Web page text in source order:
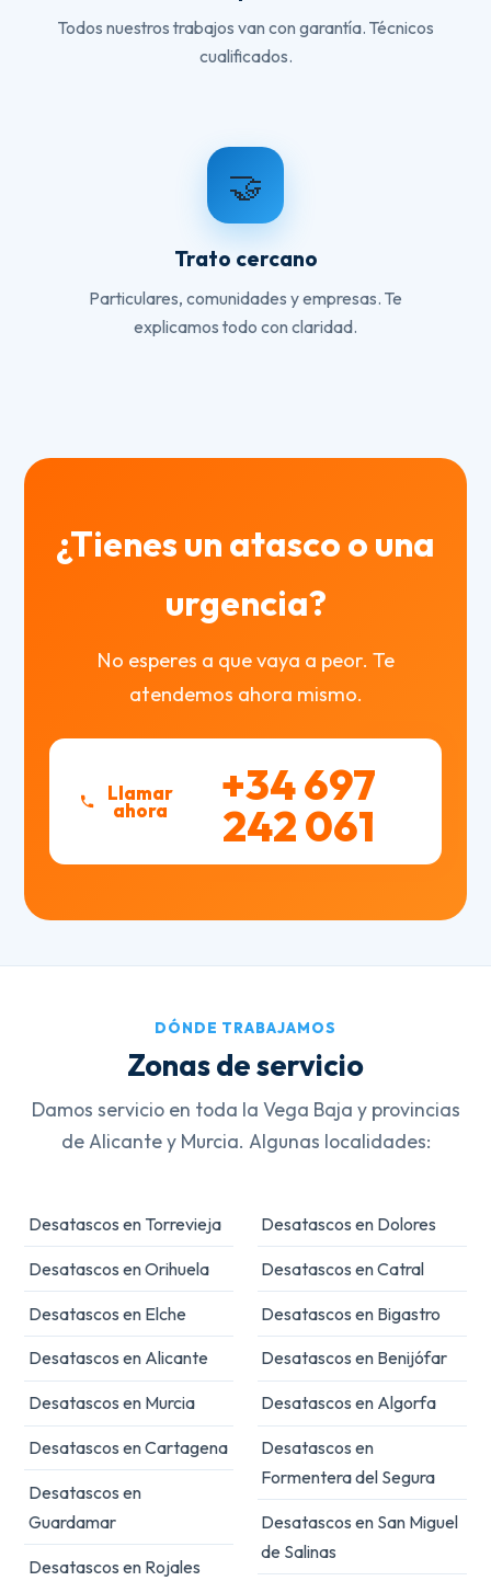
Todos nuestros trabajos van con garantía. Técnicos
cualificados.
🤝
Trato cercano
Particulares, comunidades y empresas. Te
explicamos todo con claridad.
¿Tienes un atasco o una
urgencia?
No esperes a que vaya a peor. Te
atendemos ahora mismo.
Llamar
ahora +34 697
242 061
DÓNDE TRABAJAMOS
Zonas de servicio
Damos servicio en toda la Vega Baja y provincias
de Alicante y Murcia. Algunas localidades:
Desatascos en Torrevieja
Desatascos en Orihuela
Desatascos en Elche
Desatascos en Alicante
Desatascos en Murcia
Desatascos en Cartagena
Desatascos en
Guardamar
Desatascos en Rojales
Desatascos en Dolores
Desatascos en Catral
Desatascos en Bigastro
Desatascos en Benijófar
Desatascos en Algorfa
Desatascos en
Formentera del Segura
Desatascos en San Miguel
de Salinas